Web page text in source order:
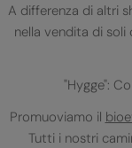
A differenza di altri
nella vendita di
"Hygge":
Promuoviamo il
Tutti i nostri